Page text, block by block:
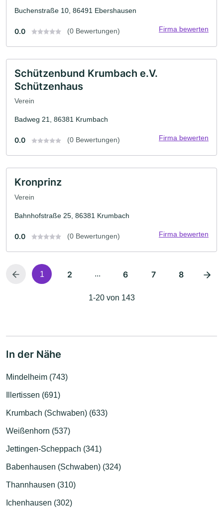
Buchenstraße 10, 86491 Ebershausen
0.0 (0 Bewertungen) Firma bewerten
Schützenbund Krumbach e.V.
Schützenhaus
Verein
Badweg 21, 86381 Krumbach
0.0 (0 Bewertungen) Firma bewerten
Kronprinz
Verein
Bahnhofstraße 25, 86381 Krumbach
0.0 (0 Bewertungen) Firma bewerten
1 2 ... 6 7 8
1-20 von 143
In der Nähe
Mindelheim (743)
Illertissen (691)
Krumbach (Schwaben) (633)
Weißenhorn (537)
Jettingen-Scheppach (341)
Babenhausen (Schwaben) (324)
Thannhausen (310)
Ichenhausen (302)